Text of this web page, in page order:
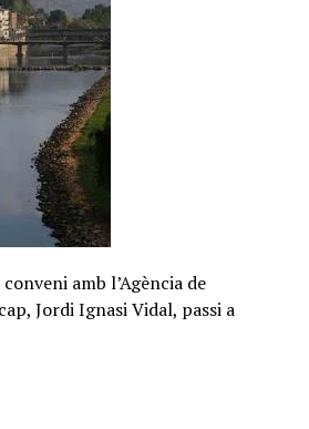
amb l’Agència de
Jordi Ignasi Vidal, passi a